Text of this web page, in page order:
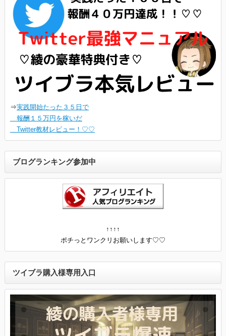
⇒実践開始たった３５日で
報酬１５万円を稼いだ
Twitter教材レビュー！♡♡
ブログランキング参加中
↑↑↑↑
ポチっとワンクリお願いします♡♡
ツイブラ購入様専用入口